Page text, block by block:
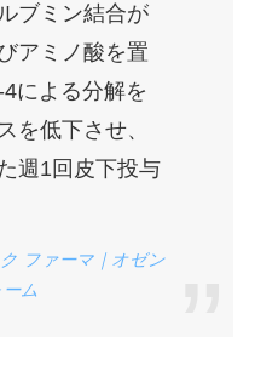
ブミン結合が
アミノ酸を置
による分解を
を低下させ、
週1回皮下投与
ファーマ｜オゼン
ム